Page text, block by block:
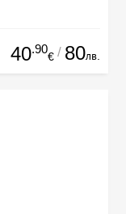
40.90
€ / 80лв.